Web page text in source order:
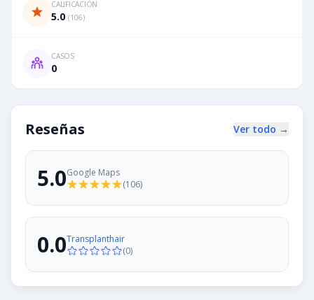
CALIFICACIÓN
5.0 (106)
CASOS
0
Reseñas Ver todo →
5.0Google Maps
(106)
0.0Transplanthair
(0)